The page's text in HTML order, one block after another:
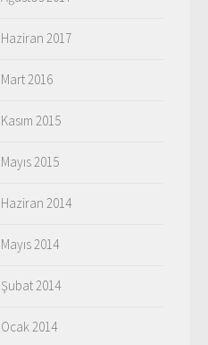
Haziran 2017
Mart 2016
Kasım 2015
Mayıs 2015
Haziran 2014
Mayıs 2014
Şubat 2014
Ocak 2014